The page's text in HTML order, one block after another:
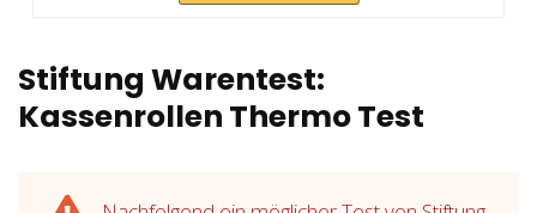
Stiftung Warentest:
Kassenrollen Thermo Test